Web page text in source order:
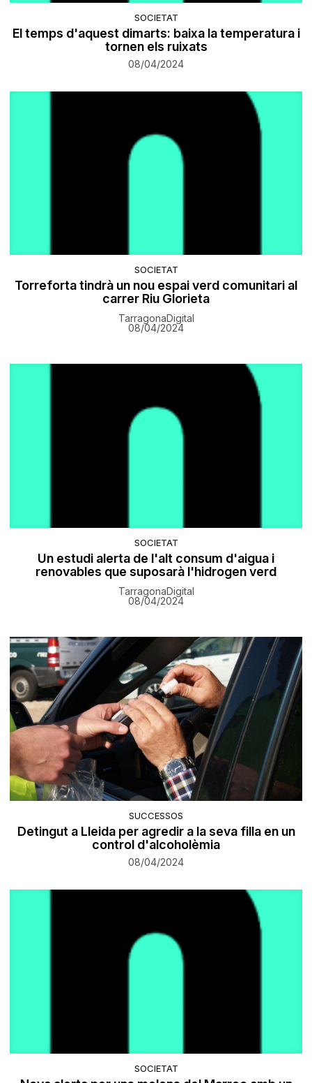
SOCIETAT
El temps d'aquest dimarts: baixa la temperatura i
tornen els ruixats
08/04/2024
SOCIETAT
Torreforta tindrà un nou espai verd comunitari al
carrer Riu Glorieta
TarragonaDigital
08/04/2024
SOCIETAT
Un estudi alerta de l'alt consum d'aigua i
renovables que suposarà l'hidrogen verd
TarragonaDigital
08/04/2024
SUCCESSOS
Detingut a Lleida per agredir a la seva filla en un
control d'alcoholèmia
08/04/2024
SOCIETAT